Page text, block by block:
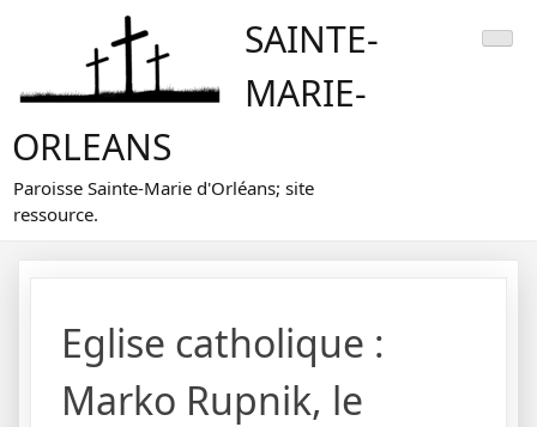
SAINTE-
MARIE-
ORLEANS
Paroisse Sainte-Marie d'Orléans; site
ressource.
Eglise catholique :
Marko Rupnik, le